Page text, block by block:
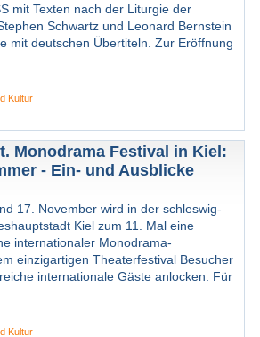
mit Texten nach der Liturgie der
Schwartz und Leonard Bernstein
mit deutschen Übertiteln. Zur Eröffnung
Kultur
Monodrama Festival in Kiel:
- Ein- und Ausblicke
17. November wird in der schleswig-
Kiel zum 11. Mal eine
internationaler Monodrama-
einzigartigen Theaterfestival Besucher
internationale Gäste anlocken. Für
Kultur